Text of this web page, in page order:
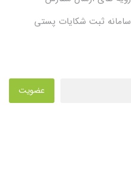
سامانه ثبت شکایات پستی
عضویت